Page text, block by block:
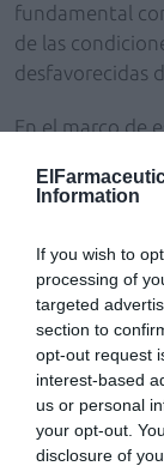
Information
If you wish to
processing of
targeted
section to
opt-out request
interest-based
us or personal
your opt-out.
disclosure of
fundamental
de las
desfavorecidas
En el marco de
marcha un
sanitario en un
a la
mediante la
en estos